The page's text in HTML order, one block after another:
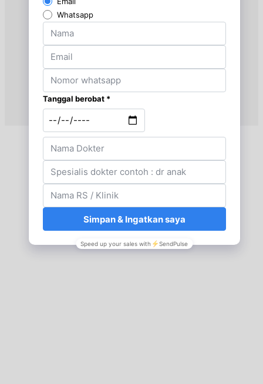
Sabtu, 29/08/2026
Jam 10:00 - 12:00
Selasa, 01/09/2026
Jam 16:00 - 18:00
Kamis, 03/09/2026
Jam 18:00 - 20:00
Jumat, 04/09/2026
Jam 18:00 - 20:00